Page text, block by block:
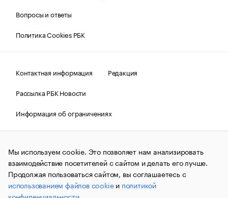
Вопросы и ответы
Политика Cookies РБК
Контактная информация
Редакция
Рассылка РБК Новости
Информация об ограничениях
Правовая информация
О соблюдении авторских прав
© АО «РОСБИЗНЕСКОНСАЛТИНГ»,1995–2026.Сообщения
и материалы информационного агентства «РБК»
(зарегистрировано Федеральной службой по надзору в сфере
связи, информационных технологий и массовых
коммуникаций (Роскомнадзор) 09.12.2015 за номером ИА
№ФС77-63848) сопровождаются пометкой «РБК». Отдельные
Мы используем cookie. Это позволяет нам анализировать
взаимодействие посетителей с сайтом и делать его лучше.
Продолжая пользоваться сайтом, вы соглашаетесь с
использованием файлов cookieи политикой